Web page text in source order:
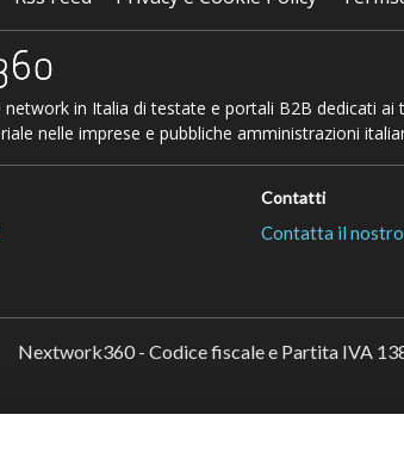
in Italia di testate e portali B2B dedicati ai
nelle imprese e pubbliche amministrazioni
Contatti
Contatta il
Nextwork360 - Codice fiscale e Partita IVA